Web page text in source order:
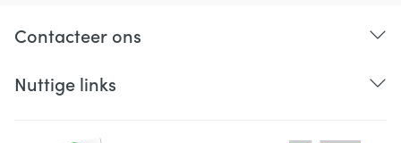
Contacteer ons
Nuttige links